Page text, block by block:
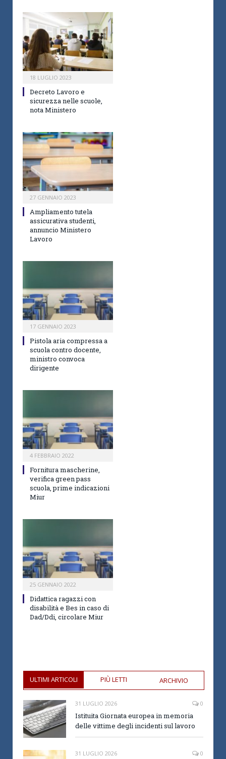
18 LUGLIO 2023
Decreto Lavoro e
sicurezza nelle scuole,
nota Ministero
27 GENNAIO 2023
Ampliamento tutela
assicurativa studenti,
annuncio Ministero
Lavoro
17 GENNAIO 2023
Pistola aria compressa a
scuola contro docente,
ministro convoca
dirigente
4 FEBBRAIO 2022
Fornitura mascherine,
verifica green pass
scuola, prime indicazioni
Miur
25 GENNAIO 2022
Didattica ragazzi con
disabilità e Bes in caso di
Dad/Ddi, circolare Miur
ULTIMI ARTICOLI PIÙ LETTI ARCHIVIO
31 LUGLIO 2026 0
Istituita Giornata europea in memoria
delle vittime degli incidenti sul lavoro
31 LUGLIO 2026 0